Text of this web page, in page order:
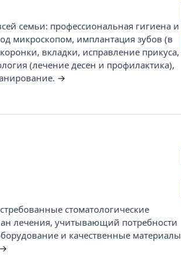
семьи: профессиональная гигиена и
микроскопом, имплантация зубов (в
вкладки, исправление прикуса,
(лечение десен и профилактика),
→
стоматологические
лечения, учитывающий потребности
и качественные материалы
→